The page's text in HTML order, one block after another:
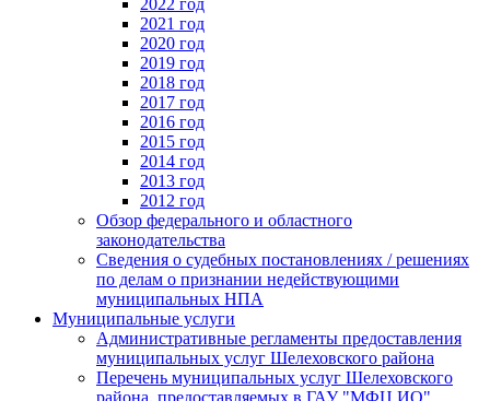
2021 год
2020 год
2019 год
2018 год
2017 год
2016 год
2015 год
2014 год
2013 год
2012 год
Обзор федерального и областного
законодательства
Сведения о судебных постановлениях / решениях
по делам о признании недействующими
муниципальных НПА
Муниципальные услуги
Административные регламенты предоставления
муниципальных услуг Шелеховского района
Перечень муниципальных услуг Шелеховского
района, предоставляемых в ГАУ "МФЦ ИО"